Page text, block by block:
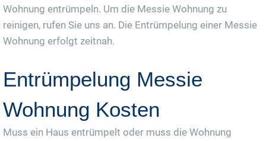
Wohnung entrümpeln. Um die Messie Wohnung zu
reinigen, rufen Sie uns an. Die Entrümpelung einer Messie
Wohnung erfolgt zeitnah.
Entrümpelung Messie
Wohnung Kosten
Muss ein Haus entrümpelt oder muss die Wohnung